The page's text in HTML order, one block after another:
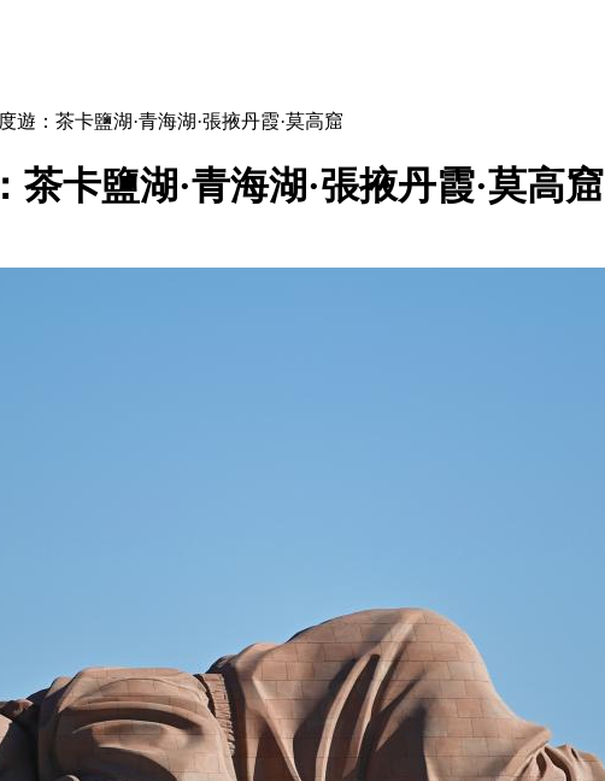
遊：茶卡鹽湖·青海湖·張掖丹霞·莫高窟
卡鹽湖·青海湖·張掖丹霞·莫高窟